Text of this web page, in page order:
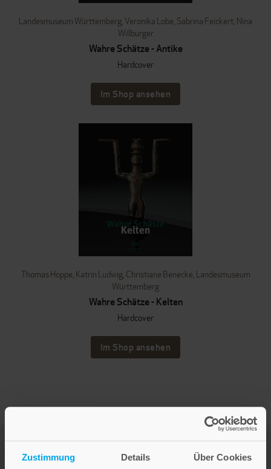
Zustimmung Details Über Cookies
Landesmuseum Württemberg, Veronika Lobe, Sabrina Feickert, Nina
Willburger
Wahre Schätze - Antike
Hardcover
Im Shop ansehen
Thomas Hoppe, Katrin Ludwig, Christiane Benecke, Landesmuseum
Württemberg
Wahre Schätze - Kelten
Hardcover
Im Shop ansehen